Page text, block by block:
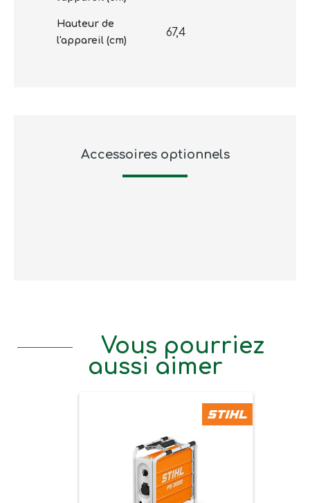
Hauteur de
l'appareil (cm)
67,4
Accessoires optionnels
Vous pourriez
aussi aimer